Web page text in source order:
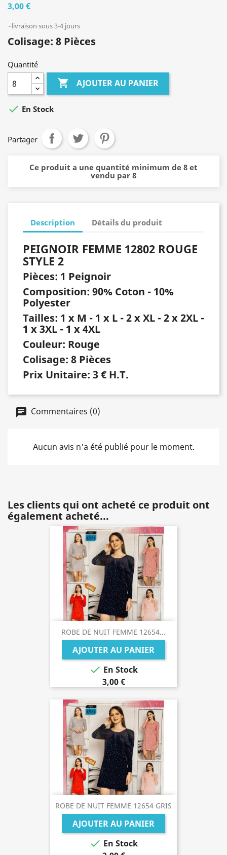
3,00 €
livraison sous 3-4 jours
Colisage: 8 Pièces
Quantité
 AJOUTER AU PANIER
 En Stock
Partager
Ce produit a une quantité minimum de 8 et
vendu par 8
Description Détails du produit
PEIGNOIR FEMME 12802 ROUGE
STYLE 2
Pièces: 1 Peignoir
Composition: 90% Coton - 10%
Polyester
Tailles: 1 x M - 1 x L - 2 x XL - 2 x 2XL -
1 x 3XL - 1 x 4XL
Couleur: Rouge
Colisage: 8 Pièces
Prix Unitaire: 3 € H.T.
Commentaires (0)
Aucun avis n'a été publié pour le moment.
Les clients qui ont acheté ce produit ont
également acheté...
ROBE DE NUIT FEMME 12654...
AJOUTER AU PANIER
 En Stock
3,00 €
ROBE DE NUIT FEMME 12654 GRIS
AJOUTER AU PANIER
 En Stock